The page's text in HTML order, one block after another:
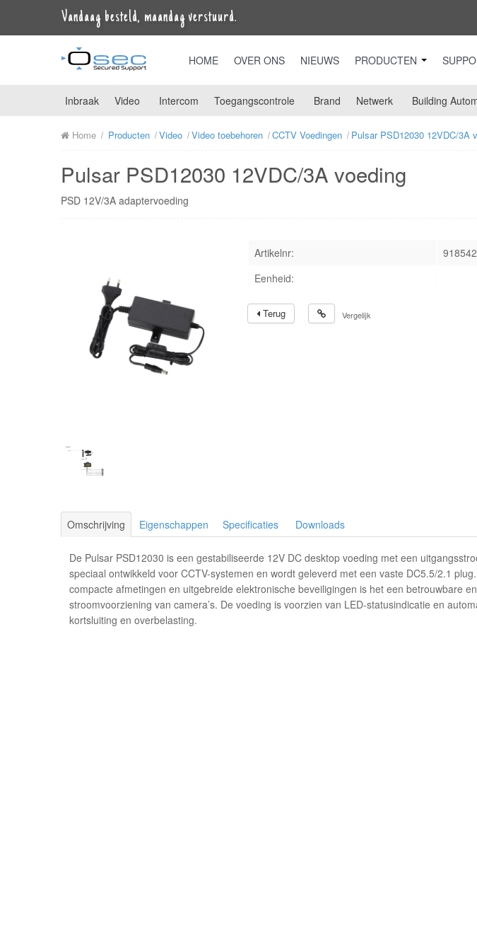
Vandaag besteld, maandag verstuurd.
HOME OVER ONS NIEUWS PRODUCTEN
Inbraak Video Intercom Toegangscontrole Brand Netwerk Building
Home Producten Video Video toebehoren CCTV Voedingen Pulsar PSD12030 12VDC/3A
Pulsar PSD12030 12VDC/3A voeding
PSD 12V/3A adaptervoeding
Artikelnr:
918542
Eenheid:
Terug Vergelijk
Omschrijving Eigenschappen Specificaties Downloads
De Pulsar PSD12030 is een gestabiliseerde 12V DC desktop voeding met een
speciaal ontwikkeld voor CCTV-systemen en wordt geleverd met een vaste DC5.5/2.1
compacte afmetingen en uitgebreide elektronische beveiligingen is het een betrouwbare
stroomvoorziening van camera’s. De voeding is voorzien van LED-statusindicatie en
kortsluiting en overbelasting.